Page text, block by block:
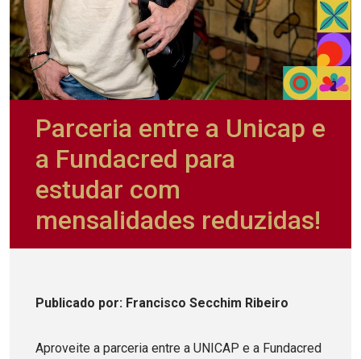
Parceria entre a Unicap e
a Fundacred para
estudar com
mensalidades reduzidas!
Publicado por: Francisco Secchim Ribeiro
Aproveite a parceria entre a UNICAP e a Fundacred